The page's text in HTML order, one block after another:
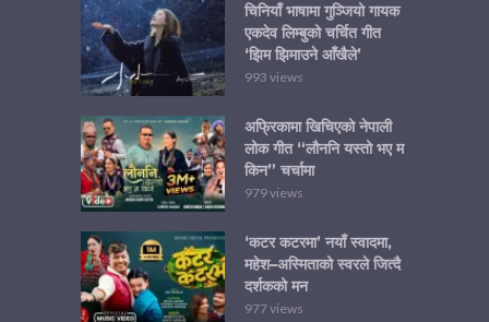
चिनियाँ भाषामा गुञ्जियो गायक
एकदेव लिम्बुको चर्चित गीत
‘झिम झिमाउने आँखैले’
993 views
अफ्रिकामा खिचिएको नेपाली
लोक गीत “लौननि यस्तो भए म
किन” चर्चामा
979 views
‘कटर कटरमा’ नयाँ स्वादमा,
महेश–अस्मिताको स्वरले जित्दै
दर्शकको मन
977 views